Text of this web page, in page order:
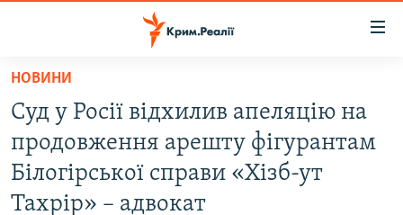
Перейти
основного
матеріалу
Перейти
до
основної
ВОДА.КРИМ
ВІДЕО ТА ФОТО
ПОЛІТИКА
НОВИНИ
Суд у Росії відхилив апеляцію на
продовження арешту фігурантам
Білогірської справи «Хізб-ут
Тахрір» – адвокат